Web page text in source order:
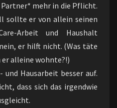
mehr in die Pflicht.
sollte er von allein seinen
Arbeit und Haushalt
er hilft nicht. (Was täte
er alleine wohnte?!)
und Hausarbeit besser auf.
dass sich das irgendwie